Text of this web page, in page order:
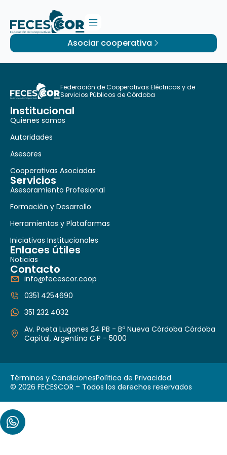
Asociar cooperativa
Federación de Cooperativas Eléctricas y de
Servicios Públicos de Córdoba
Institucional
Quienes somos
Autoridades
Asesores
Cooperativas Asociadas
Servicios
Asesoramiento Profesional
Formación y Desarrollo
Herramientas y Plataformas
Iniciativas Institucionales
Enlaces útiles
Noticias
Contacto
info@fecescor.coop
0351 4254690
351 232 4032
Av. Poeta Lugones 24 PB - Bº Nueva Córdoba Córdoba
Capital, Argentina C.P - 5000
© 2026 FECESCOR – Todos los derechos reservados
Términos y CondicionesPolítica de Privacidad